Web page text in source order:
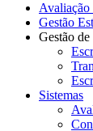
Gestão
Gestão
Sistemas